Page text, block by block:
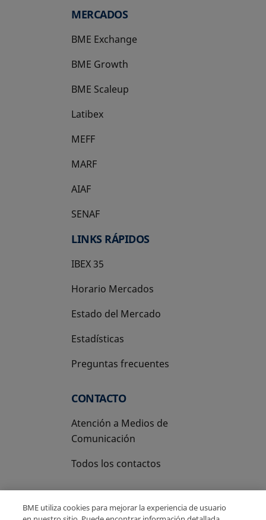
MERCADOS
BME Exchange
BME Growth
se abre en una pestaña nueva
BME Scaleup
se abre en una pestaña nueva
Latibex
se abre en una pestaña nueva
MEFF
se abre en una pestaña nueva
MARF
AIAF
SENAF
LINKS RÁPIDOS
IBEX 35
Horario Mercados
Estado del Mercado
Estadísticas
Preguntas frecuentes
CONTACTO
Atención a Medios de
Comunicación
Todos los contactos
BME utiliza cookies para mejorar la experiencia de usuario